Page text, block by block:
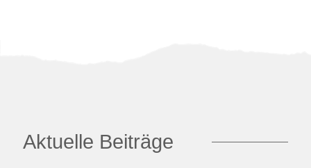
Aktuelle Beiträge